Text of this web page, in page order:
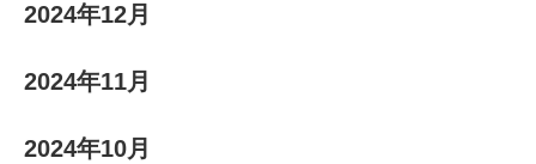
2024年12月
2024年11月
2024年10月